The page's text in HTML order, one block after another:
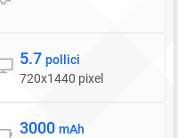
Display
5.7 pollici
720x1440 pixel
Batteria
3000 mAh